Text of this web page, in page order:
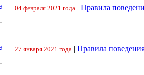
04 февраля 2021 года | Правила
27 января 2021 года | Правила